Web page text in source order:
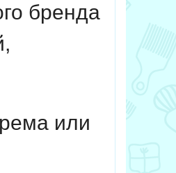
бренда
или